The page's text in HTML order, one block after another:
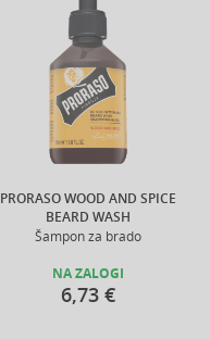
PRORASO WOOD AND SPICE
BEARD WASH
Šampon za brado
NA ZALOGI
6,73 €